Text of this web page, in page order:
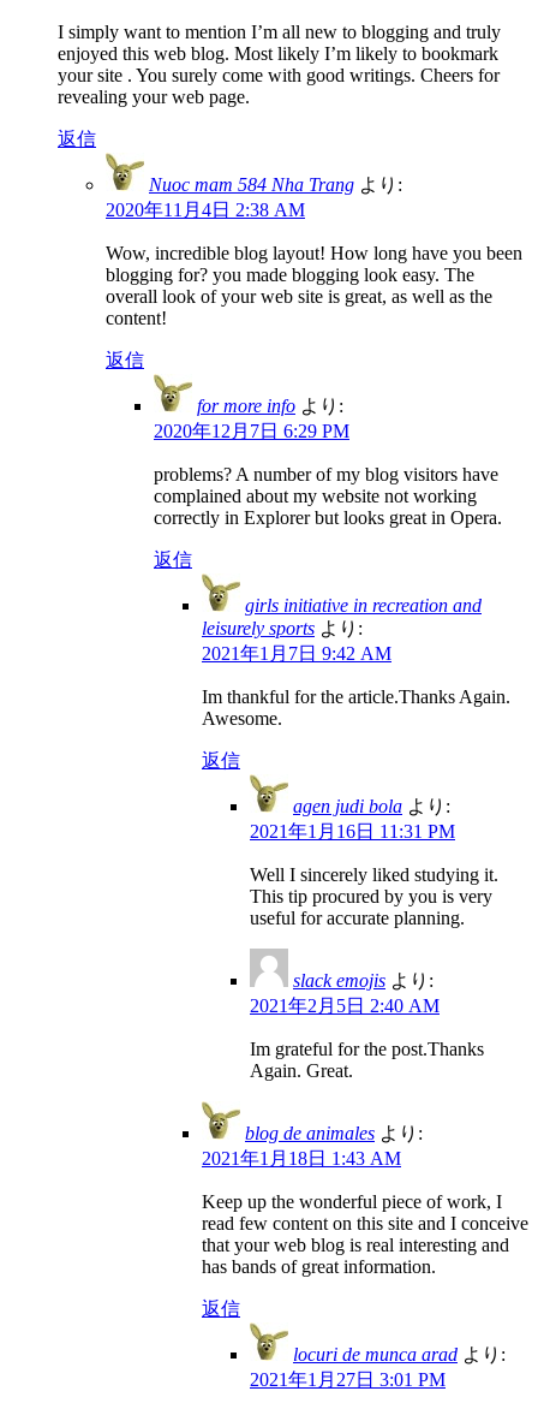
I simply want to mention I’m all new to blogging and truly
enjoyed this web blog. Most likely I’m likely to bookmark
your site . You surely come with good writings. Cheers for
revealing your web page.
返信
Nuoc mam 584 Nha Trang より:
2020年11月4日 2:38 AM
Wow, incredible blog layout! How long have you been
blogging for? you made blogging look easy. The
overall look of your web site is great, as well as the
content!
返信
for more info より:
2020年12月7日 6:29 PM
problems? A number of my blog visitors have
complained about my website not working
correctly in Explorer but looks great in Opera.
返信
girls initiative in recreation and
leisurely sports より:
2021年1月7日 9:42 AM
Im thankful for the article.Thanks Again.
Awesome.
返信
agen judi bola より:
2021年1月16日 11:31 PM
Well I sincerely liked studying it.
This tip procured by you is very
useful for accurate planning.
slack emojis より:
2021年2月5日 2:40 AM
Im grateful for the post.Thanks
Again. Great.
blog de animales より:
2021年1月18日 1:43 AM
Keep up the wonderful piece of work, I
read few content on this site and I conceive
that your web blog is real interesting and
has bands of great information.
返信
locuri de munca arad より:
2021年1月27日 3:01 PM